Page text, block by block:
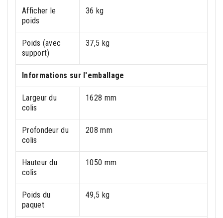
Afficher le
poids
36 kg
Poids (avec
support)
37,5 kg
Informations sur l'emballage
Largeur du
colis
1628 mm
Profondeur du
colis
208 mm
Hauteur du
colis
1050 mm
Poids du
paquet
49,5 kg